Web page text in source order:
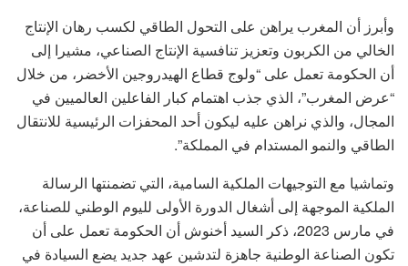
وأبرز أن المغرب يراهن على التحول الطاقي لكسب رهان الإنتاج
الخالي من الكربون وتعزيز تنافسية الإنتاج الصناعي، مشيرا إلى
أن الحكومة تعمل على “ولوج قطاع الهيدروجين الأخضر، من خلال
“عرض المغرب”، الذي جذب اهتمام كبار الفاعلين العالميين في
المجال، والذي نراهن عليه ليكون أحد المحفزات الرئيسية للانتقال
الطاقي والنمو المستدام في المملكة”.
وتماشيا مع التوجيهات الملكية السامية، التي تضمنتها الرسالة
الملكية الموجهة إلى أشغال الدورة الأولى لليوم الوطني للصناعة،
في مارس 2023، ذكر السيد أخنوش أن الحكومة تعمل على أن
تكون الصناعة الوطنية جاهزة لتدشين عهد جديد يضع السيادة في